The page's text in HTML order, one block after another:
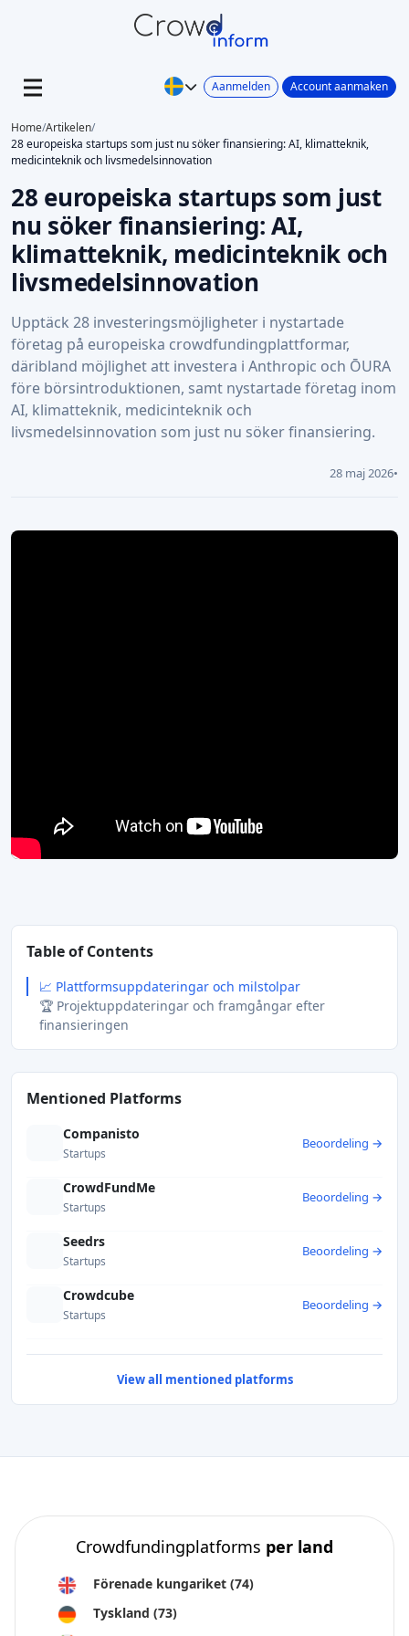
Aanmelden Account aanmaken
Home/Artikelen/
28 europeiska startups som just nu söker finansiering: AI, klimatteknik,
medicinteknik och livsmedelsinnovation
28 europeiska startups som just
nu söker finansiering: AI,
klimatteknik, medicinteknik och
livsmedelsinnovation
Upptäck 28 investeringsmöjligheter i nystartade
företag på europeiska crowdfundingplattformar,
däribland möjlighet att investera i Anthropic och ŌURA
före börsintroduktionen, samt nystartade företag inom
AI, klimatteknik, medicinteknik och
livsmedelsinnovation som just nu söker finansiering.
28 maj 2026•
Table of Contents
📈 Plattformsuppdateringar och milstolpar
🏆 Projektuppdateringar och framgångar efter
finansieringen
Mentioned Platforms
Companisto
Startups
Beoordeling →
CrowdFundMe
Startups
Beoordeling →
Seedrs
Startups
Beoordeling →
Crowdcube
Startups
Beoordeling →
View all mentioned platforms
Crowdfundingplatforms per land
Förenade kungariket (74)
Tyskland (73)